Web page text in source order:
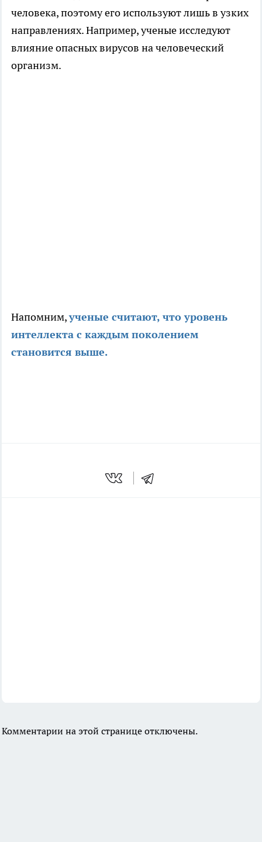
человека, поэтому его используют лишь в узких
направлениях. Например, ученые исследуют
влияние опасных вирусов на человеческий
организм.
Напомним,ученые считают, что уровень
интеллекта с каждым поколением
становится выше.
Комментарии на этой странице отключены.